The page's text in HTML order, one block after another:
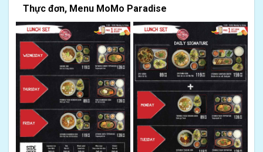
Thực đơn, Menu MoMo Paradise